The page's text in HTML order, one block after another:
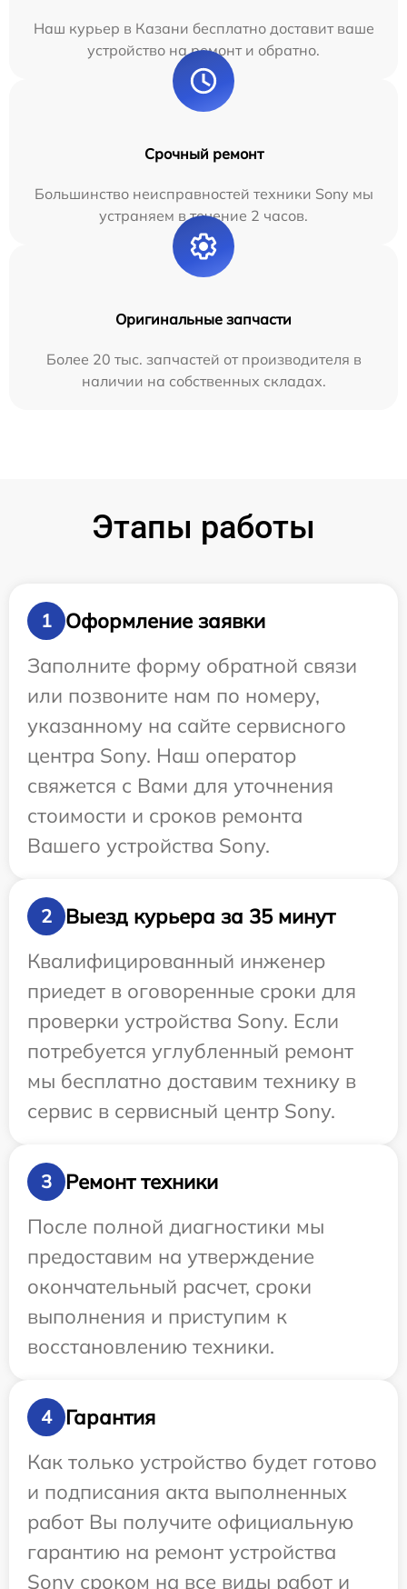
Наш курьер в Казани бесплатно доставит ваше
устройство на ремонт и обратно.
Срочный ремонт
Большинство неисправностей техники Sony мы
устраняем в течение 2 часов.
Оригинальные запчасти
Более 20 тыс. запчастей от производителя в
наличии на собственных складах.
Этапы работы
1
Оформление заявки
Заполните форму обратной связи
или позвоните нам по номеру,
указанному на сайте сервисного
центра Sony. Наш оператор
свяжется с Вами для уточнения
стоимости и сроков ремонта
Вашего устройства Sony.
2
Выезд курьера за 35 минут
Квалифицированный инженер
приедет в оговоренные сроки для
проверки устройства Sony. Если
потребуется углубленный ремонт
мы бесплатно доставим технику в
сервис в сервисный центр Sony.
3
Ремонт техники
После полной диагностики мы
предоставим на утверждение
окончательный расчет, сроки
выполнения и приступим к
восстановлению техники.
4
Гарантия
Как только устройство будет готово
и подписания акта выполненных
работ Вы получите официальную
гарантию на ремонт устройства
Sony сроком на все виды работ и